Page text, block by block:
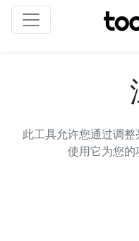
此工具允许您通过调
使用它为您的